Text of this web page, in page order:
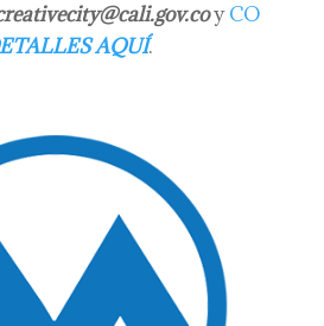
yCO
AQUÍ.